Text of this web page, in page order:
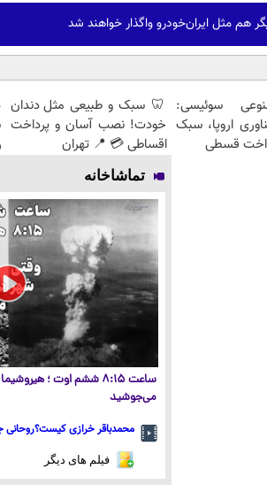
هم مثل ایران‌خودرو واگذار خواهند شد
سوئیسی:
اروپا، سبک
قسطی
🦷 سبک و طبیعی مثل دندان
خودت! نصب آسان و پرداخت
اقساطی 💳 📍 تهران
تماشاخانه
ساعت ۸:۱۵ ششم اوت ؛
می‌جوشید
محمدباقر خرازی کیست؟روحانی
فیلم های دیگر